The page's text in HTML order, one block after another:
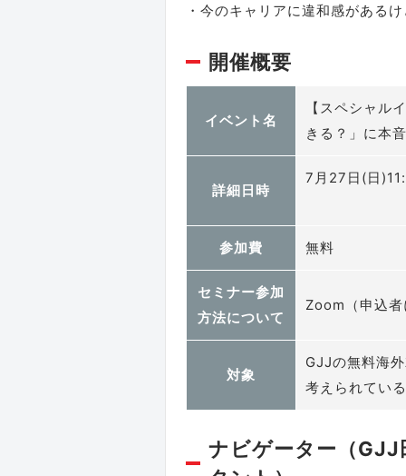
・今のキャリアに違和感がある
開催概要
イベント名
【スペシャル
きる？」に本
詳細日時
7月27日(日
参加費 無料
セミナー参加
方法について
Zoom（申込
対象
GJJの無料海
考えられてい
ナビゲーター（